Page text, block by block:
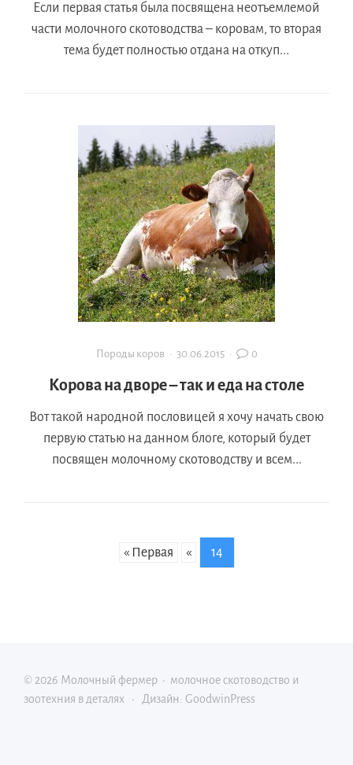
Если первая статья была посвящена неотъемлемой
части молочного скотоводства – коровам, то вторая
тема будет полностью отдана на откуп...
Породы коров · 30.06.2015· 0
Корова на дворе – так и еда на столе
Вот такой народной пословицей я хочу начать свою
первую статью на данном блоге, который будет
посвящен молочному скотоводству и всем...
« Первая « 14
© 2026 Молочный фермер · молочное скотоводство и
зоотехния в деталях
· Дизайн: GoodwinPress